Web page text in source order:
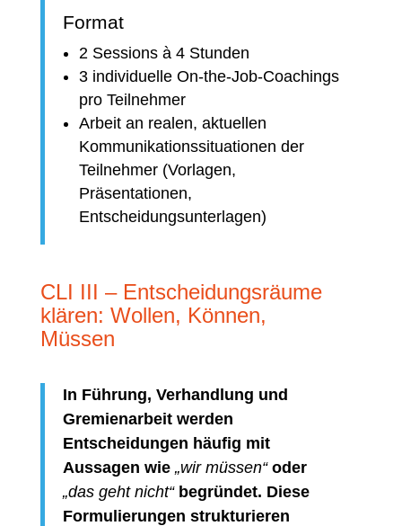
Format
2 Sessions à 4 Stunden
3 individuelle On-the-Job-Coachings
pro Teilnehmer
Arbeit an realen, aktuellen
Kommunikationssituationen der
Teilnehmer (Vorlagen,
Präsentationen,
Entscheidungsunterlagen)
CLI III – Entscheidungsräume
klären: Wollen, Können,
Müssen
In Führung, Verhandlung und
Gremienarbeit werden
Entscheidungen häufig mit
Aussagen wie „wir müssen“oder
„das geht nicht“begründet. Diese
Formulierungen strukturieren